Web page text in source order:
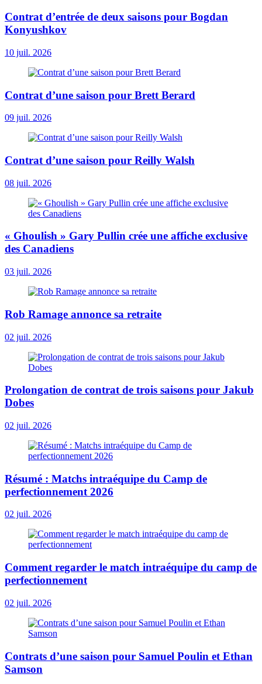
Contrat d’entrée de deux saisons pour Bogdan
Konyushkov
10 juil. 2026
Contrat d’une saison pour Brett Berard
09 juil. 2026
Contrat d’une saison pour Reilly Walsh
08 juil. 2026
« Ghoulish » Gary Pullin crée une affiche exclusive
des Canadiens
03 juil. 2026
Rob Ramage annonce sa retraite
02 juil. 2026
Prolongation de contrat de trois saisons pour Jakub
Dobes
02 juil. 2026
Résumé : Matchs intraéquipe du Camp de
perfectionnement 2026
02 juil. 2026
Comment regarder le match intraéquipe du camp de
perfectionnement
02 juil. 2026
Contrats d’une saison pour Samuel Poulin et Ethan
Samson